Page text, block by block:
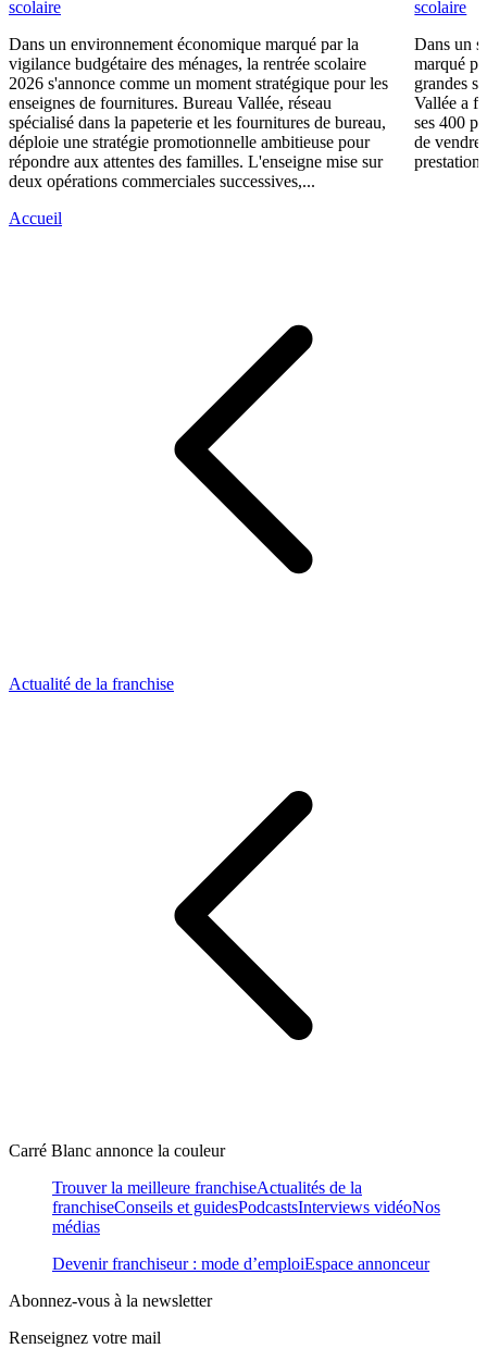
scolaire
Dans un environnement économique marqué par la
vigilance budgétaire des ménages, la rentrée scolaire
2026 s'annonce comme un moment stratégique pour les
enseignes de fournitures. Bureau Vallée, réseau
spécialisé dans la papeterie et les fournitures de bureau,
déploie une stratégie promotionnelle ambitieuse pour
répondre aux attentes des familles. L'enseigne mise sur
deux opérations commerciales successives,...
scolaire
Dans un
marqué
grandes
Vallée a
ses 400
de vendre
Accueil
Actualité de la franchise
Carré Blanc annonce la couleur
Trouver la meilleure franchiseActualités de la
franchiseConseils et guidesPodcastsInterviews vidéoNos
médias
Devenir franchiseur : mode d’emploiEspace annonceur
Abonnez-vous à la newsletter
Renseignez votre mail